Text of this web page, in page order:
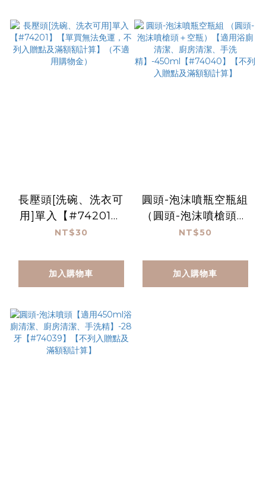
長壓頭[洗碗、洗衣可
用]單入【#74201】
【單買無法免運，不列
（不適用購物金）
NT$30
加入購物車
圓頭-泡沫噴瓶空瓶組
（圓頭-泡沫噴槍頭＋
空瓶）【適用浴廁清
精】-450ml【#74040
【不列入贈點及滿額額
NT$50
加入購物車